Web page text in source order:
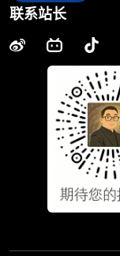
联系站长